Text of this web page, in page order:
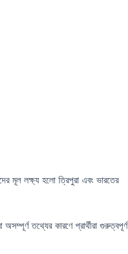
মূল লক্ষ্য হলো ত্রিপুরা এবং ভারতের
তথ্যের কারণে প্রার্থীরা গুরুত্বপূর্ণ